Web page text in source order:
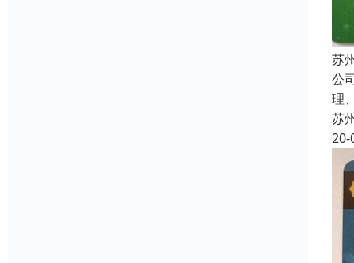
苏
公
理
苏
20-